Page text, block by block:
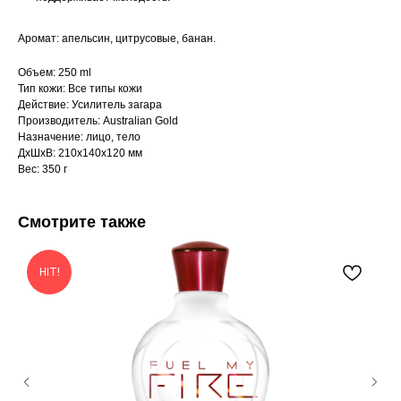
Аромат: апельсин, цитрусовые, банан.
Объем: 250 ml
Тип кожи: Все типы кожи
Действие: Усилитель загара
Производитель: Australian Gold
Назначение: лицо, тело
ДxШxВ: 210x140x120 мм
Вес: 350 г
Смотрите также
HIT!